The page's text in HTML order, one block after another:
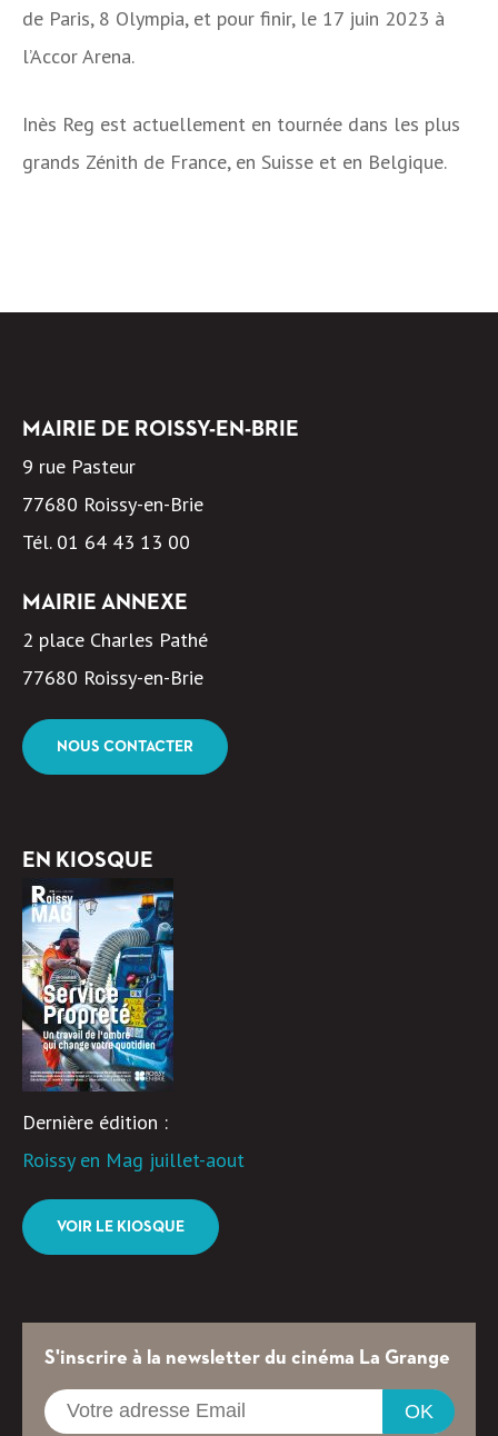
de Paris, 8 Olympia, et pour finir, le 17 juin 2023 à
l’Accor Arena.
Inès Reg est actuellement en tournée dans les plus
grands Zénith de France, en Suisse et en Belgique.
MAIRIE DE ROISSY-EN-BRIE
9 rue Pasteur
77680 Roissy-en-Brie
Tél. 01 64 43 13 00
MAIRIE ANNEXE
2 place Charles Pathé
77680 Roissy-en-Brie
NOUS CONTACTER
EN KIOSQUE
Dernière édition :
Roissy en Mag juillet-aout
VOIR LE KIOSQUE
S'inscrire à la newsletter du cinéma La Grange
OK